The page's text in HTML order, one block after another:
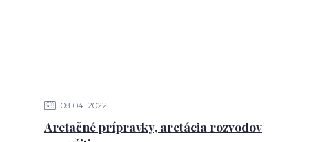
08 04 2022
Aretačné prípravky, aretácia rozvodov